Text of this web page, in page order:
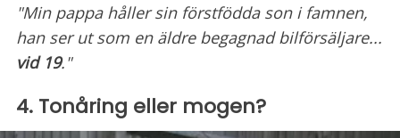
"Min pappa håller sin förstfödda son i famnen,
han ser ut som en äldre begagnad bilförsäljare...
vid 19."
4. Tonåring eller mogen?